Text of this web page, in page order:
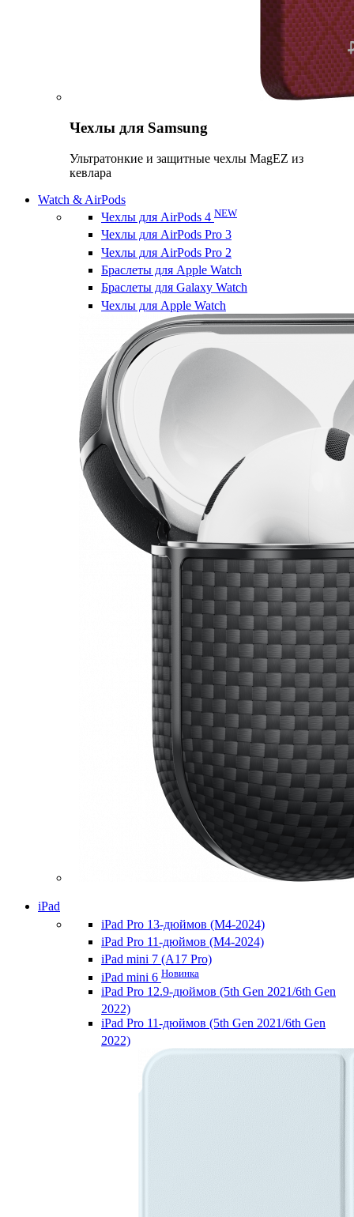
Чехлы для Samsung
Ультратонкие и защитные чехлы MagEZ из
кевлара
Watch & AirPods
Чехлы для AirPods 4 NEW
Чехлы для AirPods Pro 3
Чехлы для AirPods Pro 2
Браслеты для Apple Watch
Браслеты для Galaxy Watch
Чехлы для Apple Watch
iPad
iPad Pro 13-дюймов (M4-2024)
iPad Pro 11-дюймов (M4-2024)
iPad mini 7 (A17 Pro)
iPad mini 6 Новинка
iPad Pro 12.9-дюймов (5th Gen 2021/6th Gen
2022)
iPad Pro 11-дюймов (5th Gen 2021/6th Gen
2022)